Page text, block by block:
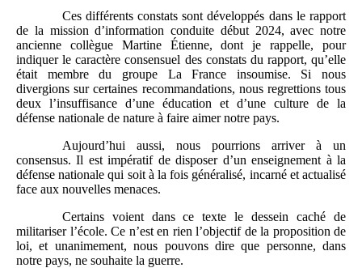
Ces différents constats sont développés dans le rapport
de la mission d’information conduite début 2024, avec notre
ancienne collègue Martine Étienne, dont je rappelle, pour
indiquer le caractère consensuel des constats du rapport, qu’elle
était membre du groupe La France insoumise. Si nous
divergions sur certaines recommandations, nous regrettions tous
deux l’insuffisance d’une éducation et d’une culture de la
défense nationale de nature à faire aimer notre pays.
Aujourd’hui aussi, nous pourrions arriver à un
consensus. Il est impératif de disposer d’un enseignement à la
défense nationale qui soit à la fois généralisé, incarné et actualisé
face aux nouvelles menaces.
Certains voient dans ce texte le dessein caché de
militariser l’école. Ce n’est en rien l’objectif de la proposition de
loi, et unanimement, nous pouvons dire que personne, dans
notre pays, ne souhaite la guerre.